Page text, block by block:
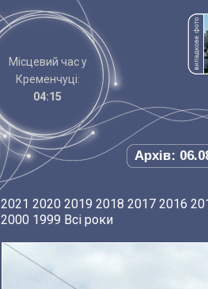
Місцевий час у
Кременчуці:
04:15
Архів:
2021 2020 2019 2018 2017 2016
2000 1999 Всі роки